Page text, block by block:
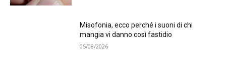
Misofonia, ecco perché i suoni di chi
mangia vi danno così fastidio
05/08/2026